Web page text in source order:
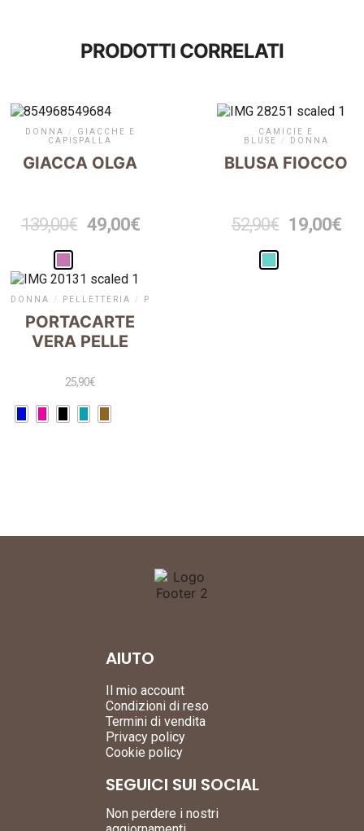
PRODOTTI CORRELATI
DONNA /
GIACCHE E
CAPISPALLA
GIACCA OLGA
139,00€ 49,00€
CAMICIE E
BLUSE
/ DONNA
BLUSA FIOCCO
52,90€ 19,00€
DONNA / PELLETTERIA / PORTAFOGLI
PORTACARTE
VERA PELLE
25,90€
SEGUICI SUI SOCIAL
Non perdere i nostri
AIUTO
Il mio account
Condizioni di reso
Termini di vendita
Privacy policy
Cookie policy